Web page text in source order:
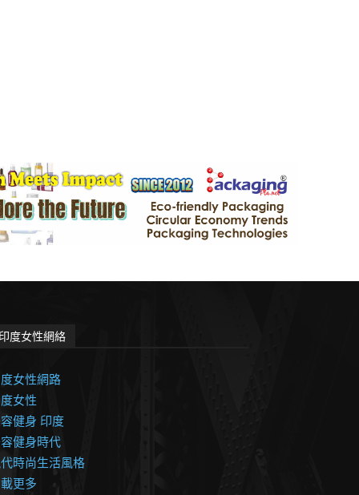
度女性網絡
女性網路
女性
健身 印度
健身時代
時尚生活風格
更多